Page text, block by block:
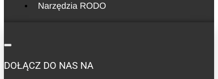
Narzędzia RODO
DOŁĄCZ DO NAS NA